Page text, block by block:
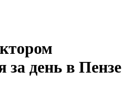
за день в Пензе